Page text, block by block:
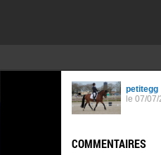
Créé le 25/06/2011